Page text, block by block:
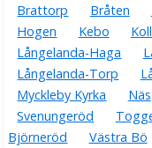
Brattorp
Bråten
Hogen
Kebo
Långelanda-Haga
Långelanda-Torp
Myckleby Kyrka
Näs
Svenungeröd
Björneröd
Västra Bö